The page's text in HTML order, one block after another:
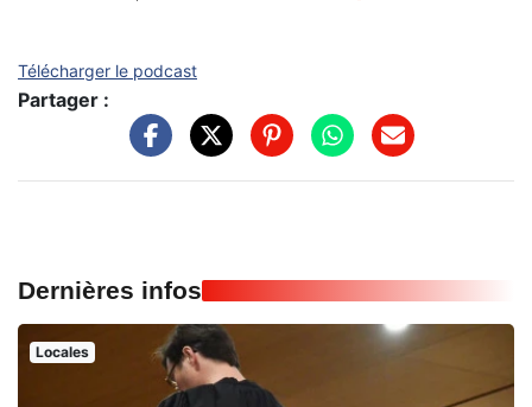
Télécharger le podcast
Partager :
Dernières infos
Locales